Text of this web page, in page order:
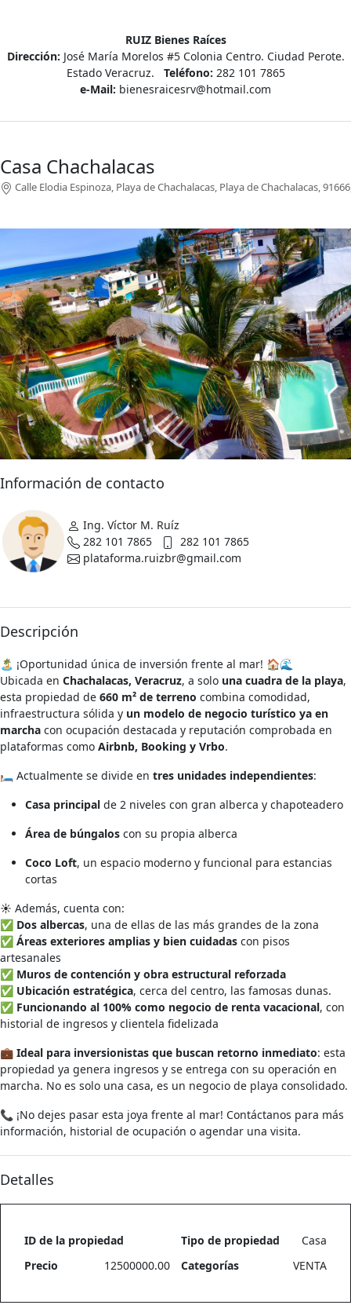
RUIZ Bienes Raíces
Dirección: José María Morelos #5 Colonia Centro. Ciudad Perote.
Estado Veracruz. Teléfono: 282 101 7865
e-Mail: bienesraicesrv@hotmail.com
Casa Chachalacas
Calle Elodia Espinoza, Playa de Chachalacas, Playa de Chachalacas,
Información de contacto
Ing. Víctor M. Ruíz
282 101 7865
282 101 7865
plataforma.ruizbr@gmail.com
Descripción
🏝️ ¡Oportunidad única de inversión frente al mar! 🏠🌊
Ubicada en Chachalacas, Veracruz, a solo una cuadra de la playa,
esta propiedad de 660 m² de terreno combina comodidad,
infraestructura sólida y un modelo de negocio turístico ya en
marcha con ocupación destacada y reputación comprobada en
plataformas como Airbnb, Booking y Vrbo.
🛏️ Actualmente se divide en tres unidades independientes:
Casa principal de 2 niveles con gran alberca y chapoteadero
Área de búngalos con su propia alberca
Coco Loft, un espacio moderno y funcional para estancias
cortas
☀️ Además, cuenta con:
✅ Dos albercas, una de ellas de las más grandes de la zona
✅ Áreas exteriores amplias y bien cuidadas con pisos
artesanales
✅ Muros de contención y obra estructural reforzada
✅ Ubicación estratégica, cerca del centro, las famosas dunas.
✅ Funcionando al 100% como negocio de renta vacacional, con
historial de ingresos y clientela fidelizada
💼 Ideal para inversionistas que buscan retorno inmediato: esta
propiedad ya genera ingresos y se entrega con su operación en
marcha. No es solo una casa, es un negocio de playa consolidado.
📞 ¡No dejes pasar esta joya frente al mar! Contáctanos para más
información, historial de ocupación o agendar una visita.
Detalles
ID de la propiedad
Precio
12500000.00
Tipo de propiedad
Casa
Categorías
VENTA